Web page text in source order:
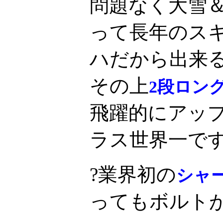
問題なく大雪
って長年のス
ハだから出来
その上2段ロン
飛躍的にアッ
ラス世界一で
?業界初のシャ
ってもボルト